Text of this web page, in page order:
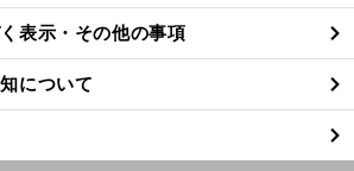
表示・その他の事項
について